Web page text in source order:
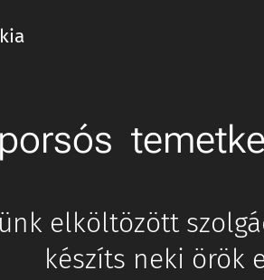
elköltözött
készíts neki örök